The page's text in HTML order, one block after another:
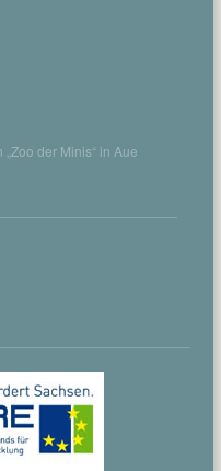
der Minis“ in Aue